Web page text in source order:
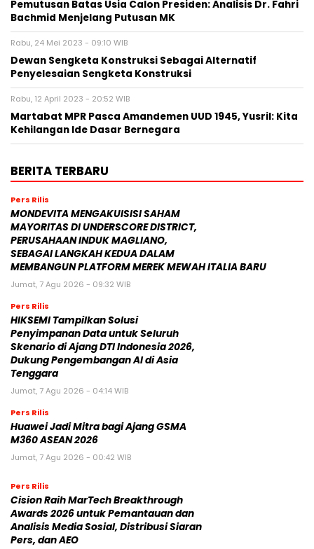
Pemutusan Batas Usia Calon Presiden: Analisis Dr. Fahri
Bachmid Menjelang Putusan MK
Rabu, 24 Mei 2023 - 09:10 WIB
Dewan Sengketa Konstruksi Sebagai Alternatif
Penyelesaian Sengketa Konstruksi
Rabu, 12 April 2023 - 20:52 WIB
Martabat MPR Pasca Amandemen UUD 1945, Yusril: Kita
Kehilangan Ide Dasar Bernegara
BERITA TERBARU
Pers Rilis
MONDEVITA MENGAKUISISI SAHAM
MAYORITAS DI UNDERSCORE DISTRICT,
PERUSAHAAN INDUK MAGLIANO,
SEBAGAI LANGKAH KEDUA DALAM
MEMBANGUN PLATFORM MEREK MEWAH ITALIA BARU
Jumat, 7 Agu 2026 - 09:32 WIB
Pers Rilis
HIKSEMI Tampilkan Solusi
Penyimpanan Data untuk Seluruh
Skenario di Ajang DTI Indonesia 2026,
Dukung Pengembangan AI di Asia
Tenggara
Jumat, 7 Agu 2026 - 04:14 WIB
Pers Rilis
Huawei Jadi Mitra bagi Ajang GSMA
M360 ASEAN 2026
Jumat, 7 Agu 2026 - 00:42 WIB
Pers Rilis
Cision Raih MarTech Breakthrough
Awards 2026 untuk Pemantauan dan
Analisis Media Sosial, Distribusi Siaran
Pers, dan AEO